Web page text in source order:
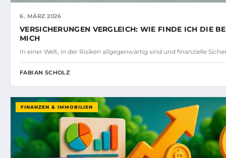
6. MÄRZ 2026
VERSICHERUNGEN VERGLEICH: WIE FINDE ICH DIE
MICH
In einer Welt, in der Risiken allgegenwärtig sind und finanzielle
FABIAN SCHOLZ
FINANZEN & IMMOBILIEN